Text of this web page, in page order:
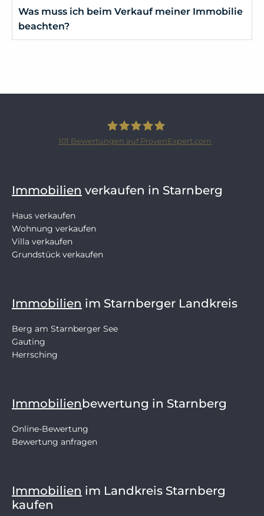
Was muss ich beim Verkauf meiner Immobilie
beachten?
101 Bewertungen auf ProvenExpert.com
Immobilien verkaufen in Starnberg
Haus verkaufen
Wohnung verkaufen
Villa verkaufen
Grundstück verkaufen
Immobilien im Starnberger Landkreis
Berg am Starnberger See
Gauting
Herrsching
Immobilienbewertung in Starnberg
Online-Bewertung
Bewertung anfragen
Immobilien im Landkreis Starnberg
kaufen